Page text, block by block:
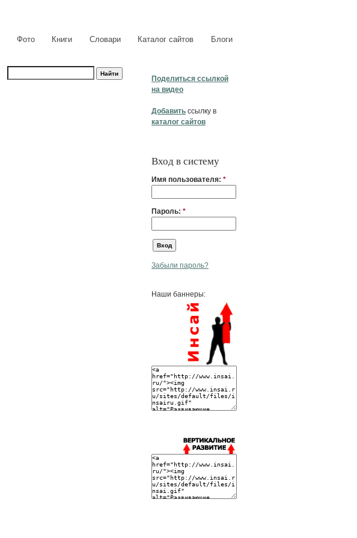
Фото Книги Словари Каталог сайтов Блоги
Поделиться ссылкой
на видео
Добавить ссылку в
каталог сайтов
Вход в систему
Имя пользователя: *
Пароль: *
Забыли пароль?
Наши баннеры: